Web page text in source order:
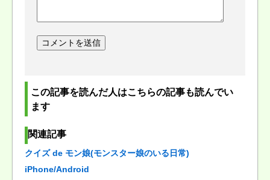
この記事を読んだ人はこちらの記事も読んでい
ます
関連記事
クイズ de モン娘(モンスター娘のいる日常)
iPhone/Android